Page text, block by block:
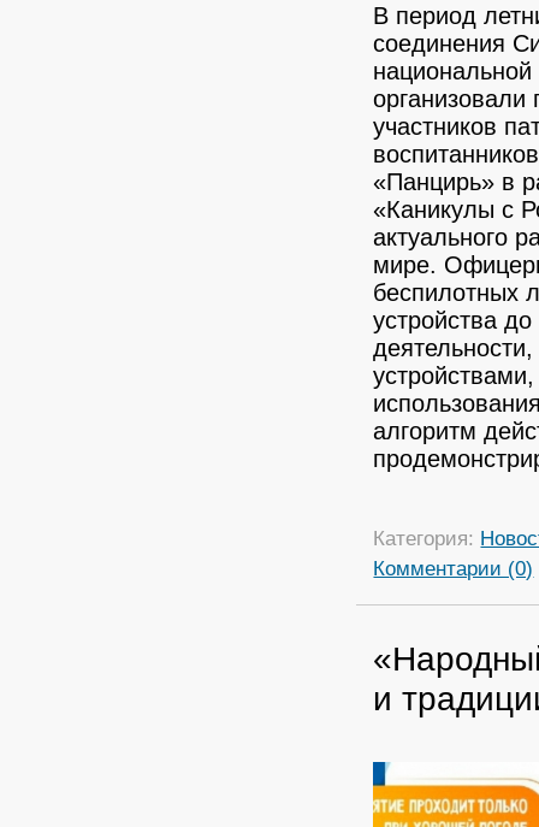
В период
соединения
организовали
участников
«Панцирь» в
«Каникулы с
актуального
мире.
беспилотных
устройства
алгоритм
Категория:
Комментарии (0)
и